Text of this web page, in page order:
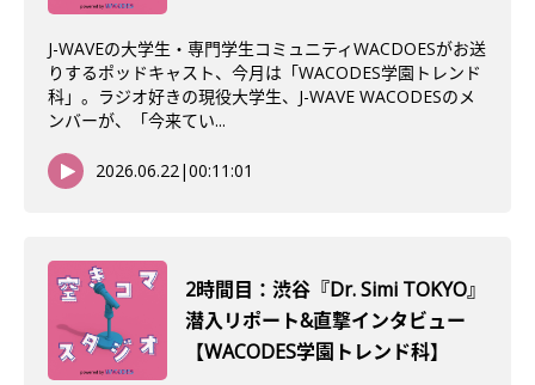
J-WAVEの大学生・専門学生コミュニティWACDOESがお送
りするポッドキャスト、今月は「WACODES学園トレンド
科」。ラジオ好きの現役大学生、J-WAVE WACODESのメ
ンバーが、「今来てい...
2026.06.22|00:11:01
2時間目：渋谷『Dr. Simi TOKYO』
潜入リポート&直撃インタビュー
【WACODES学園トレンド科】